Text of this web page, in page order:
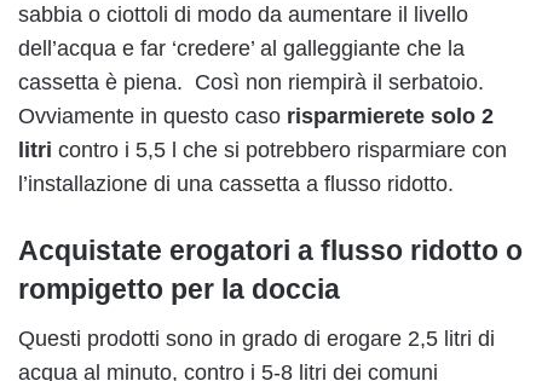
sabbia o ciottoli di modo da aumentare il livello
dell’acqua e far ‘credere’ al galleggiante che la
cassetta è piena. Così non riempirà il serbatoio.
Ovviamente in questo caso risparmierete solo 2
litri contro i 5,5 l che si potrebbero risparmiare con
l’installazione di una cassetta a flusso ridotto.
Acquistate erogatori a flusso ridotto o
rompigetto per la doccia
Questi prodotti sono in grado di erogare 2,5 litri di
acqua al minuto, contro i 5-8 litri dei comuni